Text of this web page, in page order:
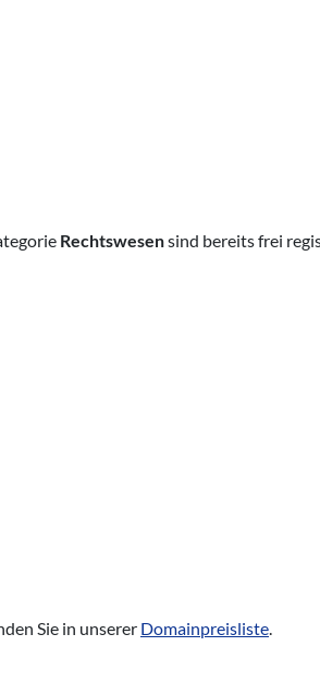
Rechtswesensind bereits frei
Sie in unserer Domainpreisliste.